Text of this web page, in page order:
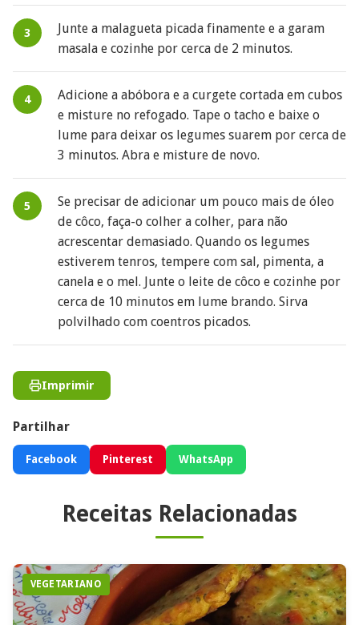
Junte a malagueta picada finamente e a garam
masala e cozinhe por cerca de 2 minutos.
Adicione a abóbora e a curgete cortada em cubos
e misture no refogado. Tape o tacho e baixe o
lume para deixar os legumes suarem por cerca de
3 minutos. Abra e misture de novo.
Se precisar de adicionar um pouco mais de óleo
de côco, faça-o colher a colher, para não
acrescentar demasiado. Quando os legumes
estiverem tenros, tempere com sal, pimenta, a
canela e o mel. Junte o leite de côco e cozinhe por
cerca de 10 minutos em lume brando. Sirva
polvilhado com coentros picados.
Imprimir
Partilhar
Facebook Pinterest WhatsApp
Receitas Relacionadas
VEGETARIANO